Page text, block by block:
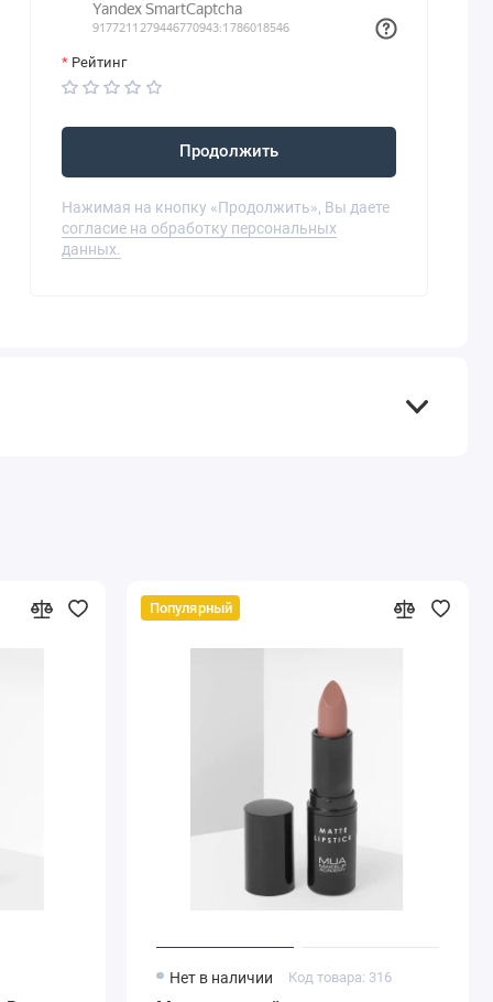
Рейтинг
Продолжить
Нажимая на кнопку «Продолжить», Вы даете
согласие на обработку персональных
данных.
Популярный
Нет в наличии Код товара: 316